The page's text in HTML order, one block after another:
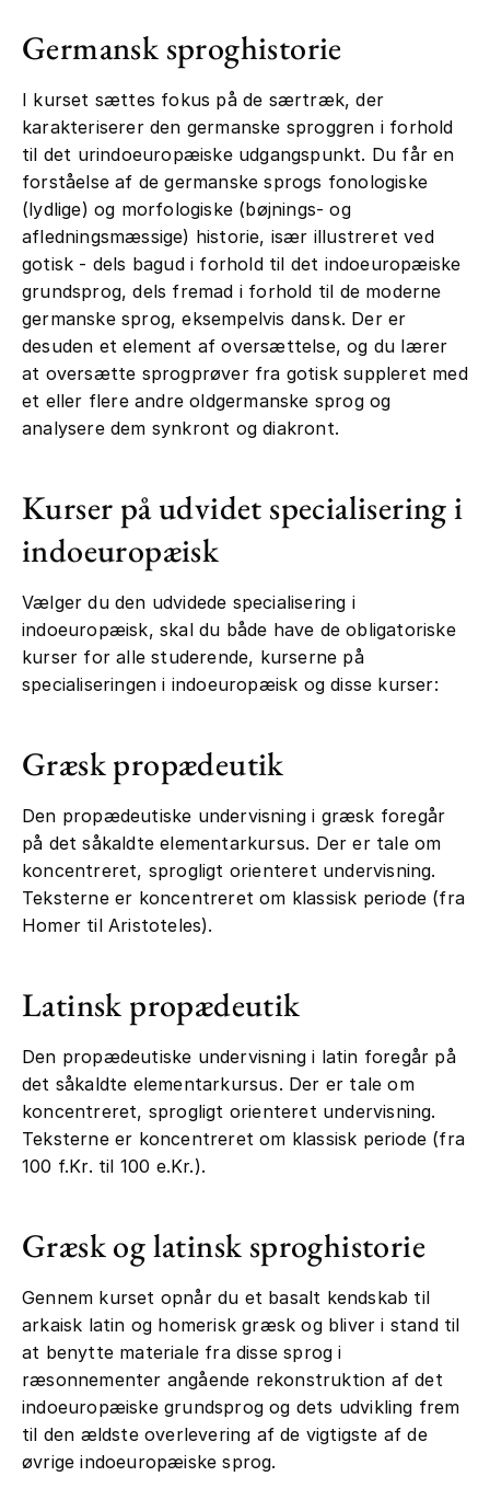
Germansk sproghistorie
I kurset sættes fokus på de særtræk, der
karakteriserer den germanske sproggren i forhold
til det urindoeuropæiske udgangspunkt. Du får en
forståelse af de germanske sprogs fonologiske
(lydlige) og morfologiske (bøjnings- og
afledningsmæssige) historie, især illustreret ved
gotisk - dels bagud i forhold til det indoeuropæiske
grundsprog, dels fremad i forhold til de moderne
germanske sprog, eksempelvis dansk. Der er
desuden et element af oversættelse, og du lærer
at oversætte sprogprøver fra gotisk suppleret med
et eller flere andre oldgermanske sprog og
analysere dem synkront og diakront.
Kurser på udvidet specialisering i
indoeuropæisk
Vælger du den udvidede specialisering i
indoeuropæisk, skal du både have de obligatoriske
kurser for alle studerende, kurserne på
specialiseringen i indoeuropæisk og disse kurser:
Græsk propædeutik
Den propædeutiske undervisning i græsk foregår
på det såkaldte elementarkursus. Der er tale om
koncentreret, sprogligt orienteret undervisning.
Teksterne er koncentreret om klassisk periode (fra
Homer til Aristoteles).
Latinsk propædeutik
Den propædeutiske undervisning i latin foregår på
det såkaldte elementarkursus. Der er tale om
koncentreret, sprogligt orienteret undervisning.
Teksterne er koncentreret om klassisk periode (fra
100 f.Kr. til 100 e.Kr.).
Græsk og latinsk sproghistorie
Gennem kurset opnår du et basalt kendskab til
arkaisk latin og homerisk græsk og bliver i stand til
at benytte materiale fra disse sprog i
ræsonnementer angående rekonstruktion af det
indoeuropæiske grundsprog og dets udvikling frem
til den ældste overlevering af de vigtigste af de
øvrige indoeuropæiske sprog.